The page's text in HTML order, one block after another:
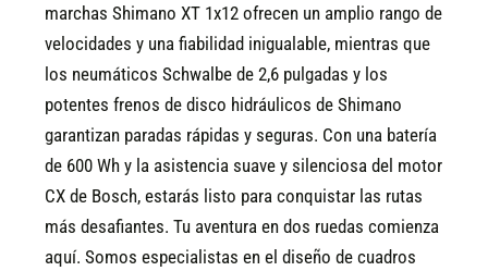
marchas Shimano XT 1x12 ofrecen un amplio rango de
velocidades y una fiabilidad inigualable, mientras que
los neumáticos Schwalbe de 2,6 pulgadas y los
potentes frenos de disco hidráulicos de Shimano
garantizan paradas rápidas y seguras. Con una batería
de 600 Wh y la asistencia suave y silenciosa del motor
CX de Bosch, estarás listo para conquistar las rutas
más desafiantes. Tu aventura en dos ruedas comienza
aquí. Somos especialistas en el diseño de cuadros